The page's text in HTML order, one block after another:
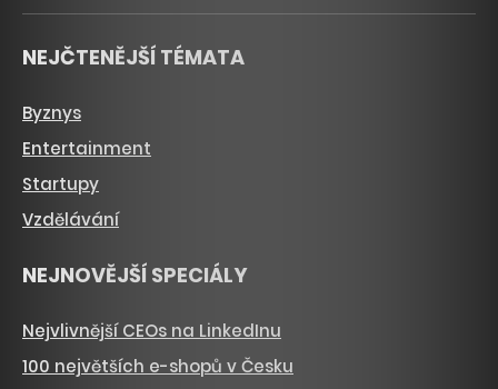
NEJČTENĚJŠÍ TÉMATA
Byznys
Entertainment
Startupy
Vzdělávání
NEJNOVĚJŠÍ SPECIÁLY
Nejvlivnější CEOs na LinkedInu
100 největších e-shopů v Česku